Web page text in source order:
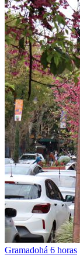
Gramadohá 6 horas